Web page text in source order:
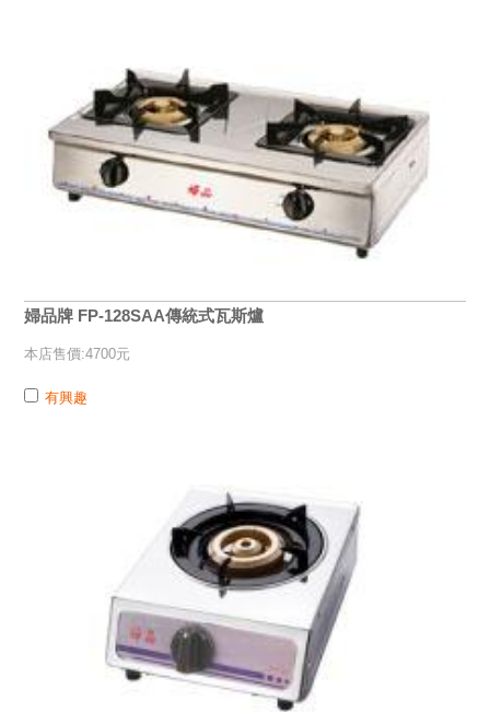
婦品牌 FP-128SAA傳統式瓦斯爐
本店售價:4700元
有興趣